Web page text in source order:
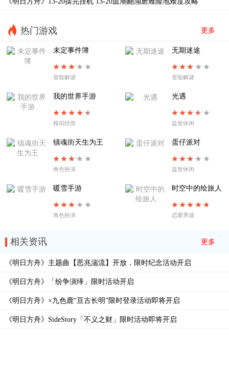
EA8夜尽之时 EA-7烧灯者
EA-6失路人
EA-4旧舞步 EA-3惶惑与冲动
EA-2不过别离 EA-TR-1拨雾声
热门游戏 更多
未定事件簿
冒险解谜
无期迷途
冒险解谜
我的世界手游
模拟经营
光遇
益智休闲
镇魂街天生为王
角色扮演
蛋仔派对
益智休闲
暖雪手游
角色扮演
时空中的绘旅人
恋爱养成
相关资讯 更多
《明日方舟》主题曲【恶兆湍流】开放，限时纪念活动开启
《明日方舟》「纷争演绎」限时活动开启
《明日方舟》×九色鹿“亘古长明”限时登录活动即将开启
《明日方舟》SideStory「不义之财」限时活动即将开启